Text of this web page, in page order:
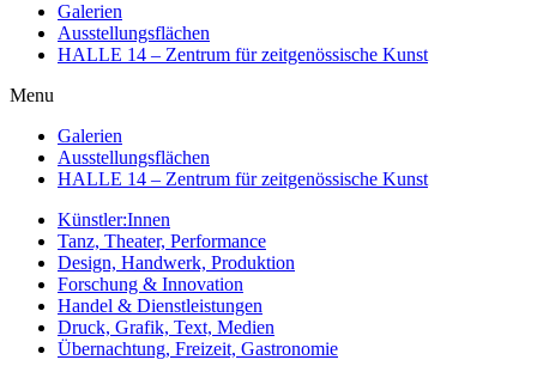
Galerien
Ausstellungsflächen
HALLE 14 – Zentrum für zeitgenössische Kunst
Menu
Galerien
Ausstellungsflächen
HALLE 14 – Zentrum für zeitgenössische Kunst
Künstler:Innen
Tanz, Theater, Performance
Design, Handwerk, Produktion
Forschung & Innovation
Handel & Dienstleistungen
Druck, Grafik, Text, Medien
Übernachtung, Freizeit, Gastronomie